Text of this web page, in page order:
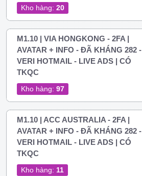
Kho hàng: 20
M1.10 | VIA HONGKONG - 2FA |
AVATAR + INFO - ĐÃ KHÁNG 282 -
VERI HOTMAIL - LIVE ADS | CÓ
TKQC
Kho hàng: 97
M1.10 | ACC AUSTRALIA - 2FA |
AVATAR + INFO - ĐÃ KHÁNG 282 -
VERI HOTMAIL - LIVE ADS | CÓ
TKQC
Kho hàng: 11